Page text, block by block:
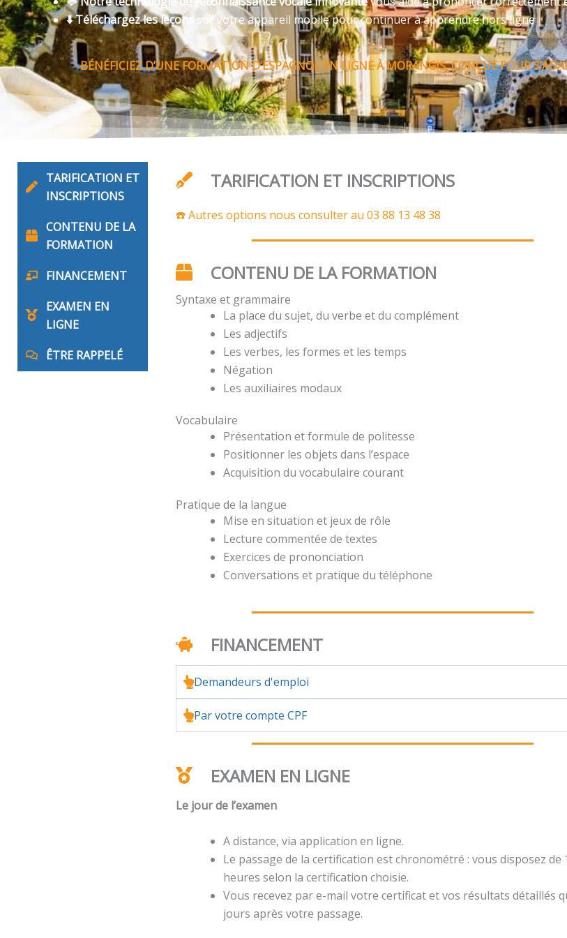
⬇️ Téléchargez les leçons sur votre appareil mobile pour continuer à apprendre hors ligne
BÉNÉFICIEZ D’UNE FORMATION D’ESPAGNOL EN LIGNE À MORANGIS, CONÇUE POUR
TARIFICATION ET
INSCRIPTIONS
CONTENU DE LA
FORMATION
FINANCEMENT
EXAMEN EN
LIGNE
ÊTRE RAPPELÉ
TARIFICATION ET INSCRIPTIONS
☎️ Autres options nous consulter au 03 88 13 48 38
CONTENU DE LA FORMATION
Syntaxe et grammaire
La place du sujet, du verbe et du complément
Les adjectifs
Les verbes, les formes et les temps
Négation
Les auxiliaires modaux
Vocabulaire
Présentation et formule de politesse
Positionner les objets dans l’espace
Acquisition du vocabulaire courant
Pratique de la langue
Mise en situation et jeux de rôle
Lecture commentée de textes
Exercices de prononciation
Conversations et pratique du téléphone
FINANCEMENT
Demandeurs d'emploi
Par votre compte CPF
EXAMEN EN LIGNE
Le jour de l’examen
A distance, via application en ligne.
Le passage de la certification est chronométré : vous disposez de
heures selon la certification choisie.
Vous recevez par e-mail votre certificat et vos résultats détaillés
jours après votre passage.